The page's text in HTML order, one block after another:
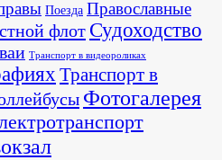
Поезда Православные
флот Судоходство
Транспорт в видеороликах
Транспорт в
Фотогалерея